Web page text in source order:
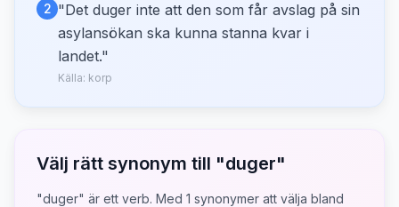
2 "Det duger inte att den som får avslag på sin
asylansökan ska kunna stanna kvar i
landet."
Källa: korp
Välj rätt synonym till "duger"
"duger" är ett verb. Med 1 synonymer att välja bland